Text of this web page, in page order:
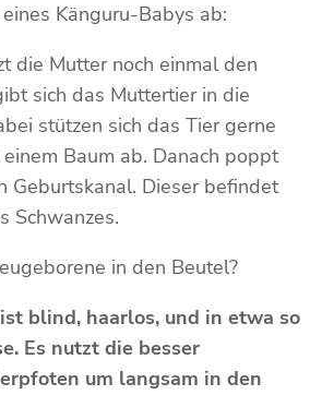
Känguru-Babys ab:
die Mutter noch einmal den
sich das Muttertier in die
stützen sich das Tier gerne
Baum ab. Danach poppt
Geburtskanal. Dieser befindet
Schwanzes.
in den Beutel?
blind, haarlos, und in etwa so
Es nutzt die besser
um langsam in den